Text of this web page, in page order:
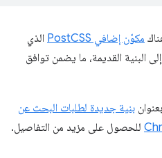
مكوّن إضافي PostCSS
الذي
البنية القديمة، ما يضمن توافق
بنية جديدة لطلبات البحث عن
للحصول على مزيد من التفاصيل.